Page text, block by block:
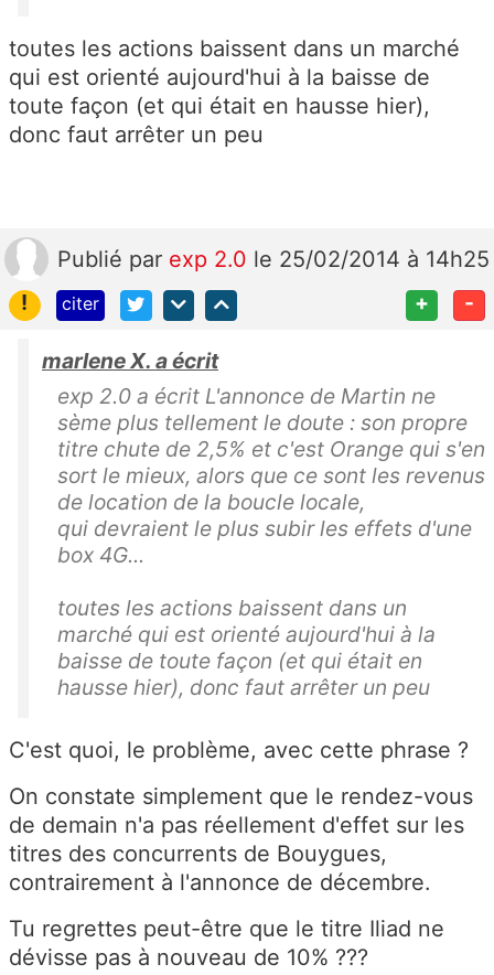
toutes les actions baissent dans un marché
qui est orienté aujourd'hui à la baisse de
toute façon (et qui était en hausse hier),
donc faut arrêter un peu
Publié par exp 2.0 le 25/02/2014 à 14h25
!
citer + -
marlene X. a écrit
exp 2.0 a écrit L'annonce de Martin ne
sème plus tellement le doute : son propre
titre chute de 2,5% et c'est Orange qui s'en
sort le mieux, alors que ce sont les revenus
de location de la boucle locale,
qui devraient le plus subir les effets d'une
box 4G...
toutes les actions baissent dans un
marché qui est orienté aujourd'hui à la
baisse de toute façon (et qui était en
hausse hier), donc faut arrêter un peu
C'est quoi, le problème, avec cette phrase ?
On constate simplement que le rendez-vous
de demain n'a pas réellement d'effet sur les
titres des concurrents de Bouygues,
contrairement à l'annonce de décembre.
Tu regrettes peut-être que le titre Iliad ne
dévisse pas à nouveau de 10% ???